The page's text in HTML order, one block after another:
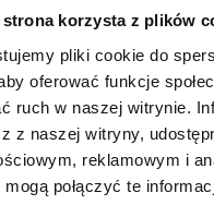
strona korzysta z plików
pliki cookie do
oferować funkcje
ruch w naszej witrynie.
z naszej witryny,
reklamowym i
mogą połączyć te